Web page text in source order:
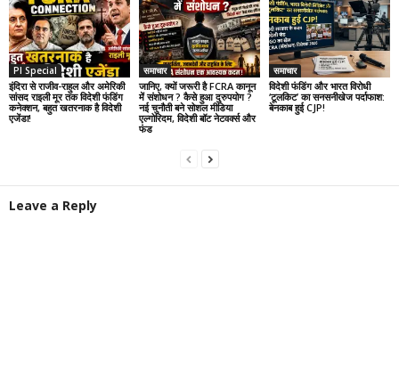
PI Special
इंदिरा से राजीव-राहुल और अमेरिकी
सांसद राइली मूर तक विदेशी फंडिंग
कनेक्शन, बहुत खतरनाक है विदेशी
एजेंडा!
समाचार
जानिए, क्यों जरूरी है FCRA कानून
में संशोधन ? कैसे हुआ दुरुपयोग ?
नई चुनौती बने सोशल मीडिया
एल्गोरिदम, विदेशी बॉट नेटवर्क्स और
फंड
समाचार
विदेशी फंडिंग और भारत विरोधी
‘टूलकिट’ का सनसनीखेज पर्दाफाश:
बेनकाब हुई CJP!
Leave a Reply